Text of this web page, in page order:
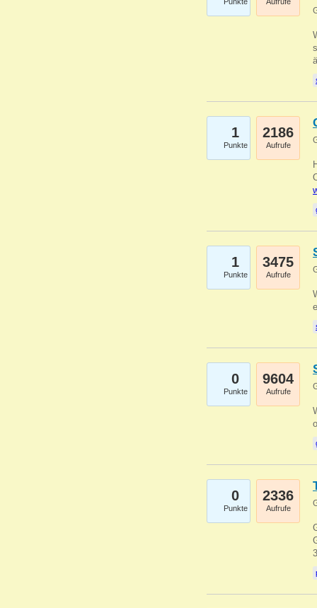
1
Punkte
2186
Aufrufe
1
Punkte
3475
Aufrufe
0
Punkte
9604
Aufrufe
0
Punkte
2336
Aufrufe